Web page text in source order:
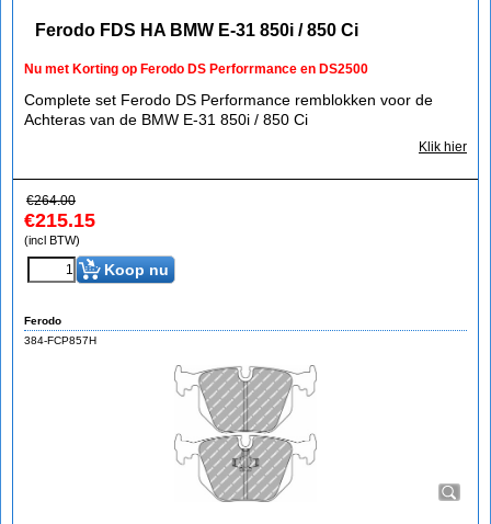
Ferodo FDS HA BMW E-31 850i / 850 Ci
Nu met Korting op Ferodo DS Perforrmance en DS2500
Complete set Ferodo DS Performance remblokken voor de
Achteras van de BMW E-31 850i / 850 Ci
Klik hier
€264.00
€215.15
(incl BTW)
Koop nu
Ferodo
384-FCP857H